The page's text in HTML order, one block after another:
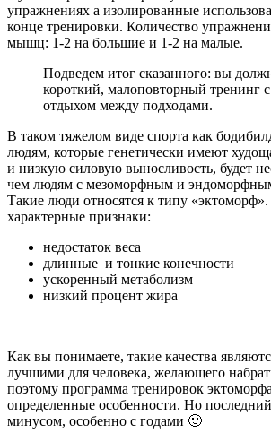
упражнениях а изолированные
конце тренировки. Количество
мышц: 1-2 на большие и 1-2 на малые.
Подведем итог сказанного: вы
короткий, малоповторный тренинг
отдыхом между подходами.
В таком тяжелом виде спорта как
людям, которые генетически имеют
и низкую силовую выносливость, будет
чем людям с мезоморфным и
Такие люди относятся к типу
характерные признаки:
недостаток веса
длинные и тонкие конечности
ускоренный метаболизм
низкий процент жира
Как вы понимаете, такие качества
лучшими для человека, желающего
поэтому программа тренировок
определенные особенности. Но
минусом, особенно с годами 🙂